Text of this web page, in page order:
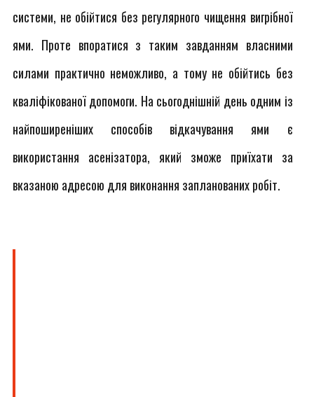
системи, не обійтися без регулярного чищення вигрібної
ями. Проте впоратися з таким завданням власними
силами практично неможливо, а тому не обійтись без
кваліфікованої допомоги. На сьогоднішній день одним із
найпоширеніших способів відкачування ями є
використання асенізатора, який зможе приїхати за
вказаною адресою для виконання запланованих робіт.